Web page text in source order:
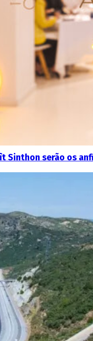
Sinthon serão os